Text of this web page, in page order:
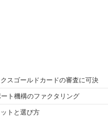
スゴールドカードの審査に可決
ト機構のファクタリング
トと選び方